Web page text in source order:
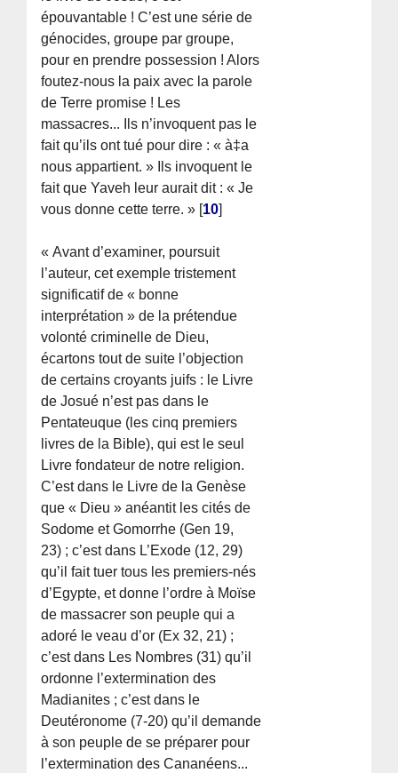
épouvantable ! C’est une série de
génocides, groupe par groupe,
pour en prendre possession ! Alors
foutez-nous la paix avec la parole
de Terre promise ! Les
massacres... Ils n’invoquent pas le
fait qu’ils ont tué pour dire : « à‡a
nous appartient. » Ils invoquent le
fait que Yaveh leur aurait dit : « Je
vous donne cette terre. » [10]
« Avant d’examiner, poursuit
l’auteur, cet exemple tristement
significatif de « bonne
interprétation » de la prétendue
volonté criminelle de Dieu,
écartons tout de suite l’objection
de certains croyants juifs : le Livre
de Josué n’est pas dans le
Pentateuque (les cinq premiers
livres de la Bible), qui est le seul
Livre fondateur de notre religion.
C’est dans le Livre de la Genèse
que « Dieu » anéantit les cités de
Sodome et Gomorrhe (Gen 19,
23) ; c’est dans L’Exode (12, 29)
qu’il fait tuer tous les premiers-nés
d’Egypte, et donne l’ordre à Moïse
de massacrer son peuple qui a
adoré le veau d’or (Ex 32, 21) ;
c’est dans Les Nombres (31) qu’il
ordonne l’extermination des
Madianites ; c’est dans le
Deutéronome (7-20) qu’il demande
à son peuple de se préparer pour
l’extermination des Cananéens...